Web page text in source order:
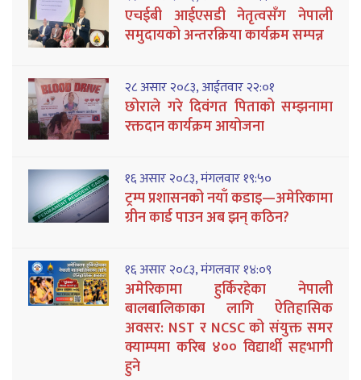
एचईबी आईएसडी नेतृत्वसँग नेपाली
समुदायको अन्तरक्रिया कार्यक्रम सम्पन्न
२८ असार २०८३, आईतवार २२:०१
छोराले गरे दिवंगत पिताको सम्झनामा
रक्तदान कार्यक्रम आयोजना
१६ असार २०८३, मंगलवार १९:५०
ट्रम्प प्रशासनको नयाँ कडाइ—अमेरिकामा
ग्रीन कार्ड पाउन अब झन् कठिन?
१६ असार २०८३, मंगलवार १४:०९
अमेरिकामा हुर्किरहेका नेपाली
बालबालिकाका लागि ऐतिहासिक
अवसर: NST र NCSC को संयुक्त समर
क्याम्पमा करिब ४०० विद्यार्थी सहभागी
हुने